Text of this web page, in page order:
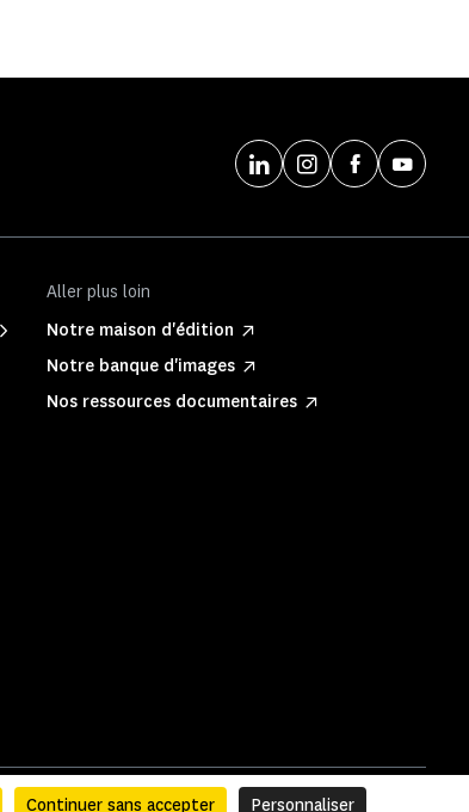
Aller plus loin
Notre maison d'édition
Notre banque d'images
Nos ressources documentaires
Continuer sans accepter Personnaliser